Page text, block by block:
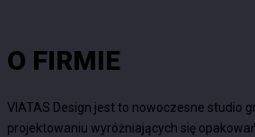
O FIRMIE
VIATAS Design jest to nowoczesne studio
projektowaniu wyróżniających się